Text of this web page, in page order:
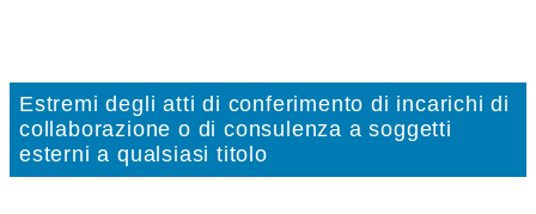
Estremi degli atti di conferimento di incarichi di
collaborazione o di consulenza a soggetti
esterni a qualsiasi titolo